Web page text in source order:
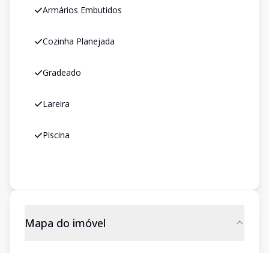
Armários Embutidos
Cozinha Planejada
Gradeado
Lareira
Piscina
Mapa do imóvel